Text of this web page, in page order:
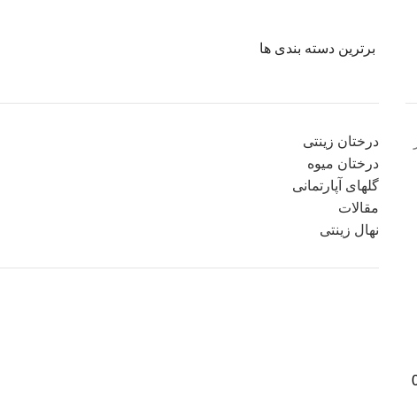
برترین دسته بندی ها
درختان زینتی
درختان میوه
گلهای آپارتمانی
مقالات
نهال زینتی